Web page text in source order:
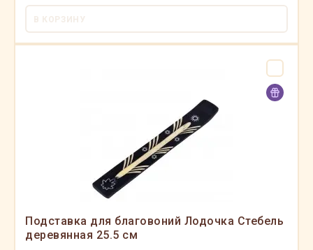
В КОРЗИНУ
Подставка для благовоний Лодочка Стебель
деревянная 25.5 см